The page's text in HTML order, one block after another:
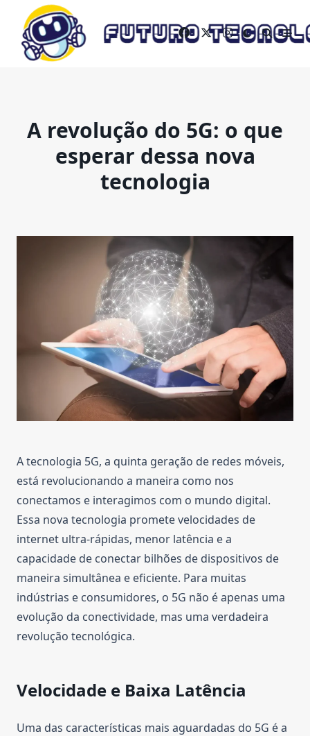
content
A revolução do 5G: o que
esperar dessa nova
tecnologia
A tecnologia 5G, a quinta geração de redes móveis,
está revolucionando a maneira como nos
conectamos e interagimos com o mundo digital.
Essa nova tecnologia promete velocidades de
internet ultra-rápidas, menor latência e a
capacidade de conectar bilhões de dispositivos de
maneira simultânea e eficiente. Para muitas
indústrias e consumidores, o 5G não é apenas uma
evolução da conectividade, mas uma verdadeira
revolução tecnológica.
Velocidade e Baixa Latência
Uma das características mais aguardadas do 5G é a